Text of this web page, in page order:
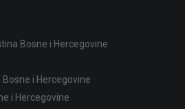
Bosne i Hercegovine
i Hercegovine
i Hercegovine